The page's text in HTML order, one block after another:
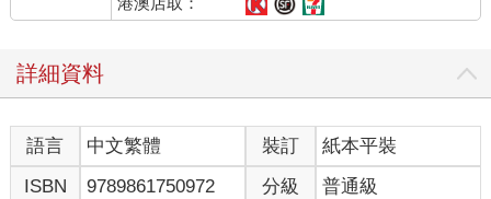
詳細資料
語言 中文繁體 裝訂
紙本平裝
ISBN
9789861750972 分級 普通級